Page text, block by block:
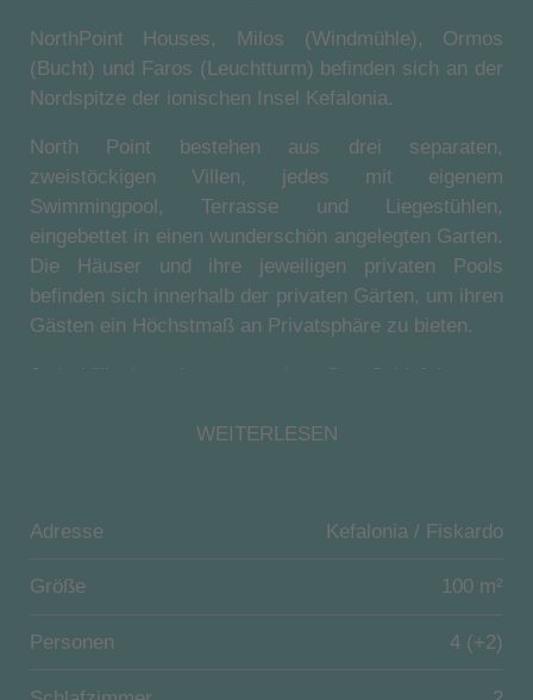
NorthPoint Houses, Milos (Windmühle), Ormos
(Bucht) und Faros (Leuchtturm) befinden sich an der
Nordspitze der ionischen Insel Kefalonia.
North Point bestehen aus drei separaten,
zweistöckigen Villen, jedes mit eigenem
Swimmingpool, Terrasse und Liegestühlen,
eingebettet in einen wunderschön angelegten Garten.
Die Häuser und ihre jeweiligen privaten Pools
befinden sich innerhalb der privaten Gärten, um ihren
Gästen ein Höchstmaß an Privatsphäre zu bieten.
Jede Villa besteht aus zwei großen Schlafzimmern
auch in zwei Einzelbetten umfunktioniert werden
befinden sich ein gemütliches, großes Wohnzimmer,
eine voll ausgestattete Küche, ein Essbereich und
eine Gästetoilette mit Waschgelegenheit. Das
Wohnzimmer führt auf einen geräumigen Balkon mit
Sitzgelegenheiten und einem Esstisch für Mahlzeiten
im Freien mit Blick auf die Küste und den hübschen
WEITERLESEN
Adresse Kefalonia / Fiskardo
Größe 100 m²
Personen 4 (+2)